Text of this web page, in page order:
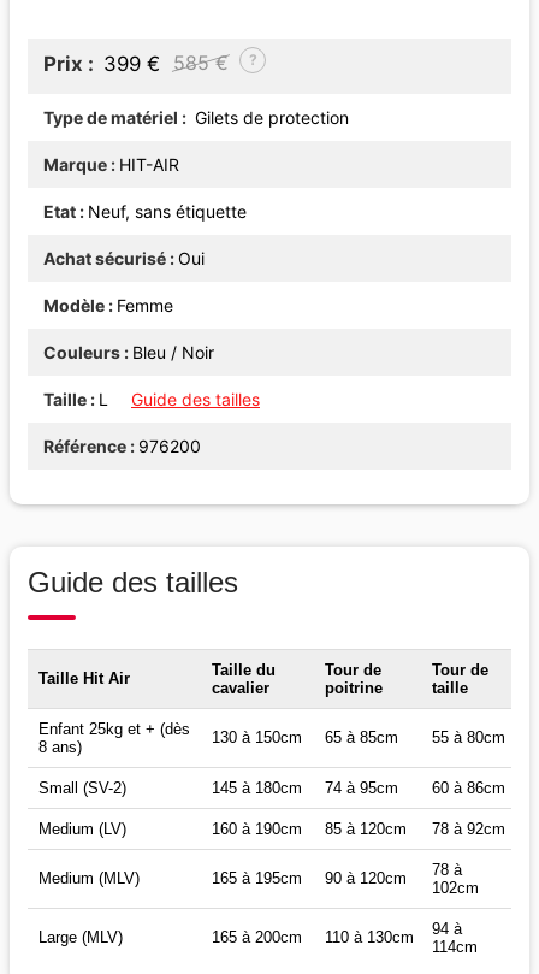
Prix 399 € 585 € ?
Type de matériel Gilets de protection
Marque HIT-AIR
Etat Neuf, sans étiquette
Achat sécurisé Oui
Modèle Femme
Couleurs Bleu / Noir
Taille L Guide des tailles
Référence 976200
Guide des tailles
Taille Hit Air
Taille du
cavalier
Tour de
poitrine
Tour de
taille
Enfant 25kg et + (dès
8 ans)
130 à 150cm 65 à 85cm 55 à 80cm
Small (SV-2) 145 à 180cm 74 à 95cm 60 à 86cm
Medium (LV) 160 à 190cm 85 à 120cm 78 à 92cm
Medium (MLV) 165 à 195cm 90 à 120cm
78 à
102cm
Large (MLV) 165 à 200cm 110 à 130cm
94 à
114cm